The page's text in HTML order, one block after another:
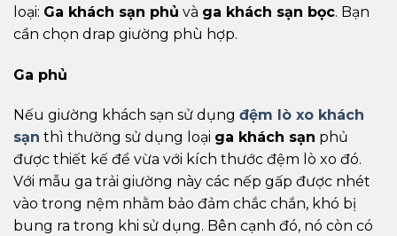
loại: Ga khách sạn phủ và ga khách sạn bọc. Bạn
cần chọn drap giường phù hợp.
Ga phủ
Nếu giường khách sạn sử dụng đệm lò xo khách
sạn thì thường sử dụng loại ga khách sạn phủ
được thiết kế để vừa với kích thước đệm lò xo đó.
Với mẫu ga trải giường này các nếp gấp được nhét
vào trong nệm nhằm bảo đảm chắc chắn, khó bị
bung ra trong khi sử dụng. Bên cạnh đó, nó còn có